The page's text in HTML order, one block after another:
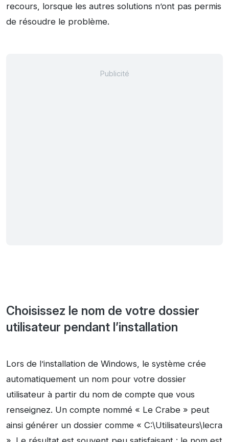
recours, lorsque les autres solutions n’ont pas permis
de résoudre le problème.
Choisissez le nom de votre dossier
utilisateur pendant l’installation
Lors de l’installation de Windows, le système crée
automatiquement un nom pour votre dossier
utilisateur à partir du nom de compte que vous
renseignez. Un compte nommé « Le Crabe » peut
ainsi générer un dossier comme « C:\Utilisateurs\lecra